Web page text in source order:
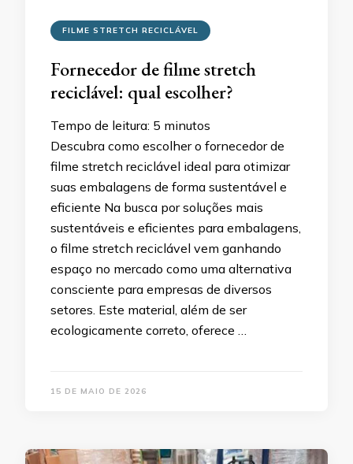
FILME STRETCH RECICLÁVEL
Fornecedor de filme stretch
reciclável: qual escolher?
Tempo de leitura: 5 minutos
Descubra como escolher o fornecedor de
filme stretch reciclável ideal para otimizar
suas embalagens de forma sustentável e
eficiente Na busca por soluções mais
sustentáveis e eficientes para embalagens,
o filme stretch reciclável vem ganhando
espaço no mercado como uma alternativa
consciente para empresas de diversos
setores. Este material, além de ser
ecologicamente correto, oferece …
15 DE MAIO DE 2026